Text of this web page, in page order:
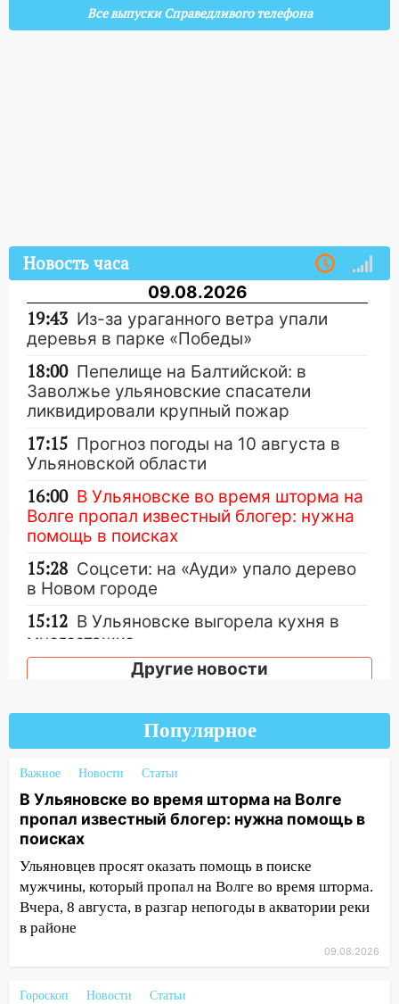
Все выпуски Справедливого телефона
Новость часа
09.08.2026
19:43 Из-за ураганного ветра упали
деревья в парке «Победы»
18:00 Пепелище на Балтийской: в
Заволжье ульяновские спасатели
ликвидировали крупный пожар
17:15 Прогноз погоды на 10 августа в
Ульяновской области
16:00 В Ульяновске во время шторма на
Волге пропал известный блогер: нужна
помощь в поисках
15:28 Соцсети: на «Ауди» упало дерево
в Новом городе
15:12 В Ульяновске выгорела кухня в
многоэтажке
14:18
Гинеколог рассказала о том, с
молодые мамы
13:02 Соцсети: на улице Розы
Люксембург дерево упало на
13:00
«Благоприятный период для
новых начинаний: гороскоп для всех
знаков зодиака на неделю с 10 по 16
августа
13:00 На проспекте Тюленева в
Ульяновске образовалось «море»
Другие новости
Популярное
Важное Новости Статьи
В Ульяновске во время шторма на Волге
пропал известный блогер: нужна помощь в
поисках
Ульяновцев просят оказать помощь в поиске
мужчины, который пропал на Волге во время шторма.
Вчера, 8 августа, в разгар непогоды в акватории реки
в районе
09.08.2026
Гороскоп Новости Статьи